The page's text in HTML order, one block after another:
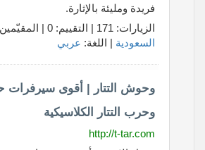
فريدة ومليئة بالإثارة.
الزيارات: 171 | التقييم: 0 | المقيّمين: 0 | الدولة:
السعودية | اللغة: عربي
وحوش التتار | أقوى سيرفرات
وحرب التتار الكلاسيكية
http://t-tar.com